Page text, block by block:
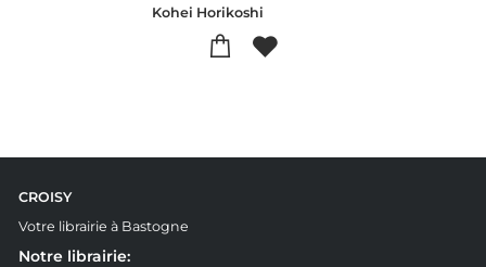
Kohei Horikoshi
CROISY
Votre librairie à Bastogne
Notre librairie: